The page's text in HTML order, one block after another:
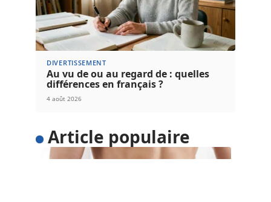
DIVERTISSEMENT
Au vu de ou au regard de : quelles
différences en français ?
4 août 2026
Article populaire